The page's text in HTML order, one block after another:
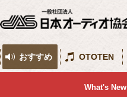
おすすめ
What's New
OTOTEN